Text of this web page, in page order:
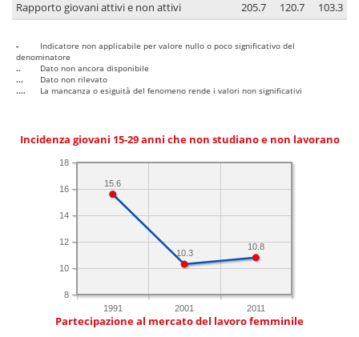
Rapporto giovani attivi e non attivi 205.7 120.7 103.3
-
Indicatore non applicabile per valore nullo o poco significativo del
denominatore
..
Dato non ancora disponibile
...
Dato non rilevato
....
La mancanza o esiguità del fenomeno rende i valori non significativi
Incidenza giovani 15-29 anni che non studiano e non lavorano
1991 2001 2011
8
10
12
14
16
18
10.8
10.3
15.6
Partecipazione al mercato del lavoro femminile